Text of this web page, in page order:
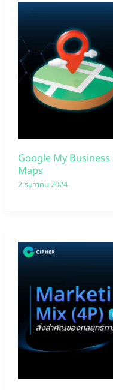
Google My Business
Maps
2 ธันวาคม 2024